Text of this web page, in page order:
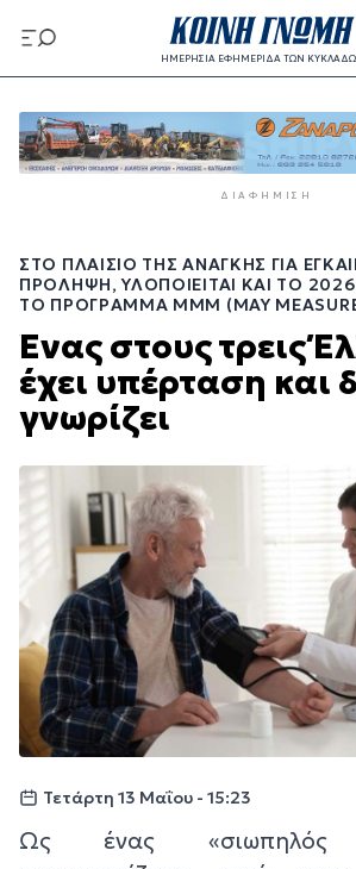
προς
το
περιεχόμενο
ΗΜΕΡΗΣΙΑ ΕΦΗΜΕΡΙΔΑ ΤΩΝ
προς
το
κυρίως
ΔΙΑΦΉΜΙΣΗ
ΣΤΟ ΠΛΑΊΣΙΟ ΤΗΣ ΑΝΆΓΚΗΣ ΓΙΑ
ΠΡΌΛΗΨΗ, ΥΛΟΠΟΙΕΊΤΑΙ ΚΑΙ ΤΟ
ΤΟ ΠΡΌΓΡΑΜΜΑ ΜΜΜ (MAY
Ένας στους τρεις
έχει υπέρταση και
γνωρίζει
Τετάρτη 13 Μαΐου - 15:23
Ως ένας «σιωπηλός